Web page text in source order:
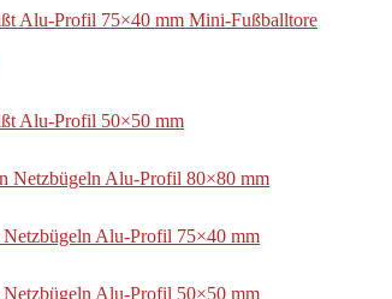
Alu-Profil 75×40 mm Mini-Fußballtore
Alu-Profil 50×50 mm
Netzbügeln Alu-Profil 80×80 mm
Alu-Profil 75×40 mm
Alu-Profil 50×50 mm